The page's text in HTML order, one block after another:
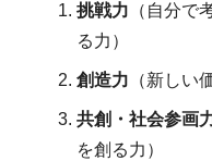
挑戦力 （自分で
る力）
創造力 （新しい
共創・社会参画
を創る力）